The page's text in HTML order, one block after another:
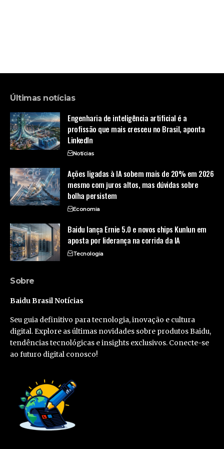
Últimas notícias
Engenharia de inteligência artificial é a
profissão que mais cresceu no Brasil, aponta
LinkedIn
Notícias
Ações ligadas à IA sobem mais de 20% em 2026
mesmo com juros altos, mas dúvidas sobre
bolha persistem
Economia
Baidu lança Ernie 5.0 e novos chips Kunlun em
aposta por liderança na corrida da IA
Tecnologia
Sobre
Baidu Brasil Notícias
Seu guia definitivo para tecnologia, inovação e cultura
digital. Explore as últimas novidades sobre produtos Baidu,
tendências tecnológicas e insights exclusivos. Conecte-se
ao futuro digital conosco!